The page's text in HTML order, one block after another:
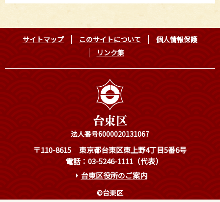
サイトマップ このサイトについて
個人情報保護
リンク集
法人番号6000020131067
〒110-8615
東京都台東区東上野4丁目5番6号
電話：03-5246-1111（代表）
台東区役所のご案内
©台東区